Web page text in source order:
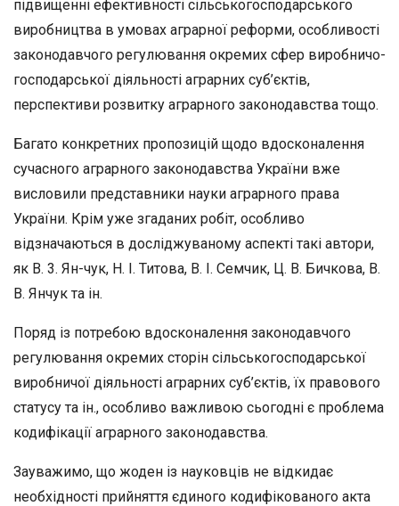
підвищенні ефективності сільськогоспо­дарського
виробництва в умовах аграрної реформи, особливості
за­конодавчого регулювання окремих сфер виробничо-
господарської діяльності аграрних суб’єктів,
перспективи розвитку аграрного за­конодавства тощо.
Багато конкретних пропозицій щодо вдосконалення
сучасного аграрного законодавства України вже
висловили представники науки аграрного права
України. Крім уже згаданих робіт, особливо
відзначаються в досліджуваному аспекті такі автори,
як В. 3. Ян-чук, Н. І. Титова, В. І. Семчик, Ц. В. Бичкова, В.
В. Янчук та ін.
Поряд із потребою вдосконалення законодавчого
регулювання окремих сторін сільськогосподарської
виробничої діяльності аграр­них суб’єктів, їх правового
статусу та ін., особливо важливою сьо­годні є проблема
кодифікації аграрного законодавства.
Зауважимо, що жоден із науковців не відкидає
необхідності прийняття єдиного кодифікованого акта